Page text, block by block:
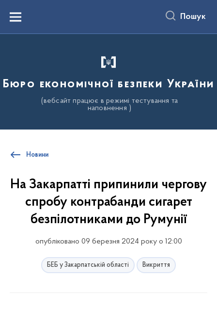
вмістуMenu Пошук
Бюро економічної безпеки України
(вебсайт працює в режимі тестування та
наповнення )
Новини
На Закарпатті припинили чергову
спробу контрабанди сигарет
безпілотниками до Румунії
опубліковано 09 березня 2024 року о 12:00
БЕБ у Закарпатській області Викриття